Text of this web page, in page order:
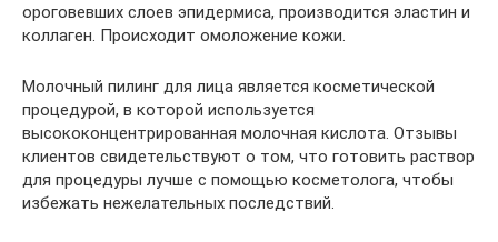
ороговевших слоев эпидермиса, производится эластин и
коллаген. Происходит омоложение кожи.
Молочный пилинг для лица является косметической
процедурой, в которой используется
высококонцентрированная молочная кислота. Отзывы
клиентов свидетельствуют о том, что готовить раствор
для процедуры лучше с помощью косметолога, чтобы
избежать нежелательных последствий.